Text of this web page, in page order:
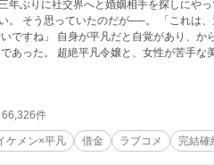
年ぶりに社交界へと婚姻相手を探しにや
だが──。 「これは、運命だろうか……」
66,326件
ケメン×平凡 借金 ラブコメ 完結確